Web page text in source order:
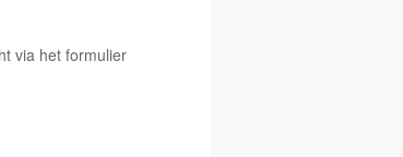
via het formulier